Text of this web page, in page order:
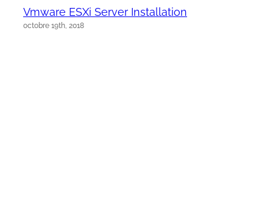
Vmware ESXi Server Installation
octobre 19th, 2018